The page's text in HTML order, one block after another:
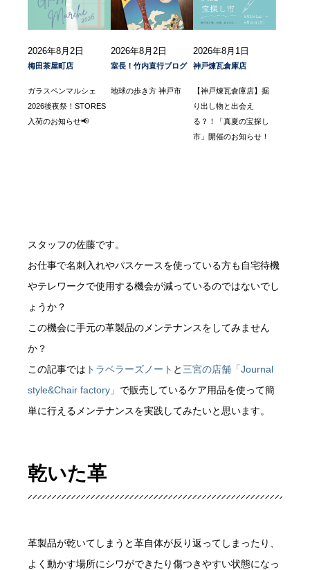
2026年8月2日
梅田茶屋町店
ガラスペンマルシェ
2026後夜祭！STORES
入荷のお知らせ📢
2026年8月2日
室長！竹内直行ブログ
地球の歩き方 神戸市
2026年8月1日
神戸煉瓦倉庫店
【神戸煉瓦倉庫店】掘
り出し物と出会え
る？！「真夏の宝探し
市」開催のお知らせ！
スタッフの佐藤です。
お仕事で名刺入れやパスケースを使っている方も自宅待機
やテレワークで使用する機会が減っているのではないでし
ょうか？
この機会に手元の革製品のメンテナンスをしてみません
か？
この記事では トラベラーズノート と 三宮の店舗「Journal
style&Chair factory」 で販売しているケア用品を使って簡
単に行えるメンテナンスを実践してみたいと思います。
乾いた革
革製品が乾いてしまうと革自体が反り返ってしまったり、
よく動かす場所にシワができたり傷つきやすい状態になっ